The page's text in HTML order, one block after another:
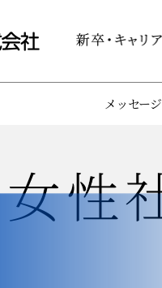
メッセージ